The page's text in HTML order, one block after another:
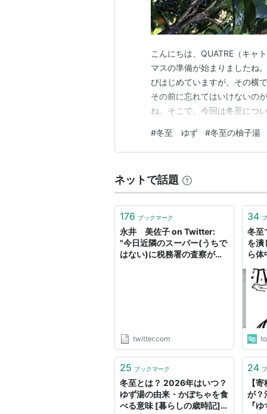
こんにちは、QUATRE（キャ
マスの準備が始まりましたね
びはじめていますが、その横
その前に忘れてはいけないの
ね。そこで、今回は冬至につ
気になります。一年の中で太
な節目とされてきました。 北
#冬至 ゆず #冬至の柚子湯
ネットで話題
176 ブックマーク
永井 美佐子 on Twitter:
"今日近隣のスーパー(うちで
はない)に税務署の査察が入
ゃないので軽減税率の対象外
になるんですって。うわーめ
んどくさい❗️"
twitter.com
34
冬至
を潰
ら体
に
25 ブックマーク
冬至とは？ 2026年はいつ？
ゆず湯の由来・かぼちゃを食
べる意味 [暮らしの歳時記]
24
【
が？
『